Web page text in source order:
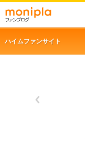
ハイムファンサイト